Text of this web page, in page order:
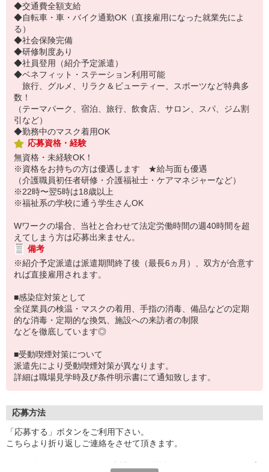
◆交通費全額支給
◆自転車・車・バイク通勤OK（直接雇用になった就業先によ
る）
◆社会保険完備
◆研修制度あり
◆社員登用（紹介予定派遣）
◆ベネフィット・ステーション利用可能
旅行、グルメ、リラク＆ビューティー、スポーツなど特典多
数！
（テーマパーク、宿泊、旅行、飲食店、サロン、スパ、ジム割
引など）
◆勤務中のマスク着用OK
応募資格・経験
無資格・未経験OK！
※資格をお持ちの方は優遇します ★給与面も優遇
（介護職員初任者研修・介護福祉士・ケアマネジャーなど）
※22時〜翌5時は18歳以上
※福祉系の学校に通う学生さんOK
Wワークの場合、当社と合わせて法定労働時間の週40時間を超
えてしまう方は応募出来ません。
備考
※紹介予定派遣は派遣期間終了後（最長6ヵ月）、双方が合意す
れば直接雇用されます。
■感染症対策として
全従業員の検温・マスクの着用、手指の消毒、備品などの定期
的な消毒・定期的な換気、施設への来訪者の制限
などを徹底しています◎
■受動喫煙対策について
派遣先により受動喫煙対策が異なります。
詳細は職場見学時及び条件明示書にて通知致します。
応募方法
「応募する」ボタンをご利用下さい。
こちらより折り返しご連絡をさせて頂きます。